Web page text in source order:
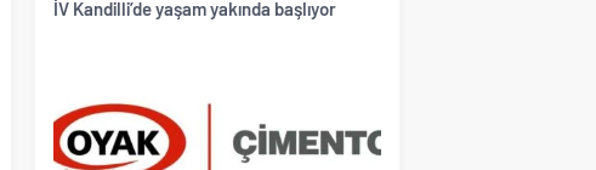
İV Kandilli’de yaşam yakında başlıyor